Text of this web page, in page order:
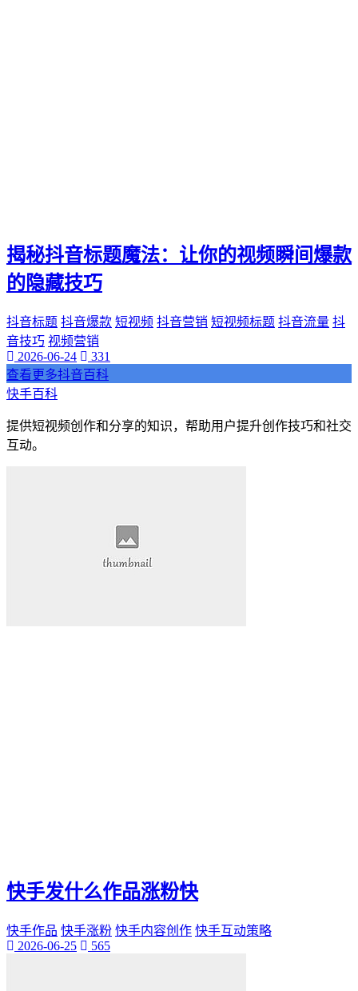
揭秘抖音标题魔法：让你的视频瞬间爆款
的隐藏技巧
抖音标题 抖音爆款 短视频 抖音营销 短视频标题 抖音流量 抖
音技巧 视频营销
2026-06-24
331
查看更多抖音百科
快手百科
提供短视频创作和分享的知识，帮助用户提升创作技巧和社交
互动。
快手发什么作品涨粉快
快手作品 快手涨粉 快手内容创作 快手互动策略
2026-06-25
565